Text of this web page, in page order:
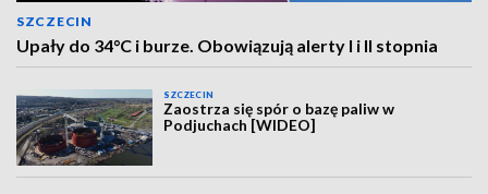
SZCZECIN
Upały do 34°C i burze. Obowiązują alerty I i II stopnia
SZCZECIN
Zaostrza się spór o bazę paliw w
Podjuchach [WIDEO]